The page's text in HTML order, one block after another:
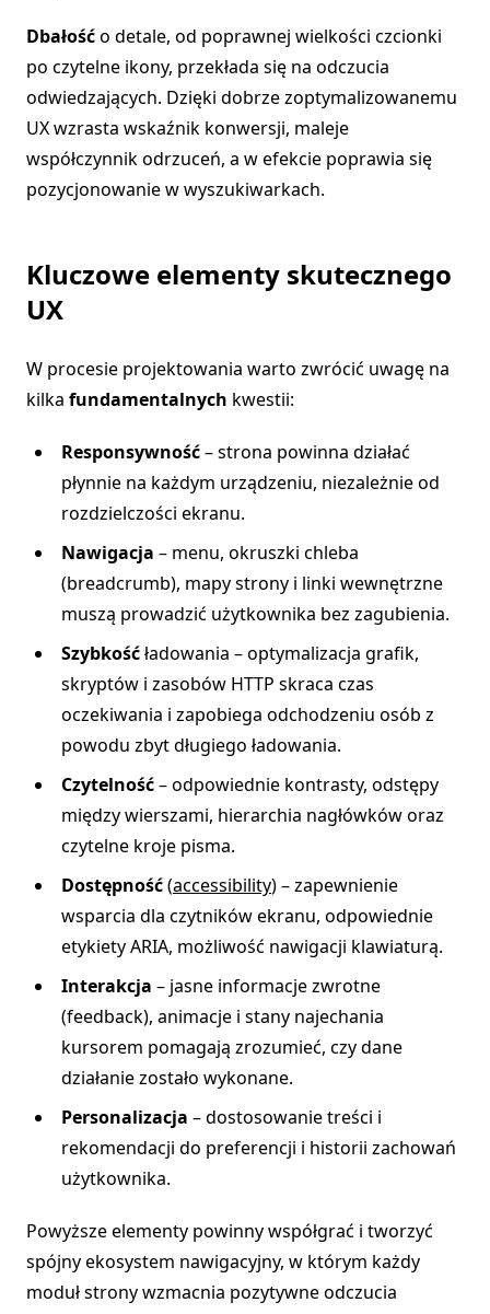
Dbałośćo detale, od poprawnej wielkości czcionki
po czytelne ikony, przekłada się na odczucia
odwiedzających. Dzięki dobrze zoptymalizowanemu
UX wzrasta wskaźnik konwersji, maleje
współczynnik odrzuceń, a w efekcie poprawia się
pozycjonowanie w wyszukiwarkach.
Kluczowe elementy skutecznego
UX
W procesie projektowania warto zwrócić uwagę na
kilka fundamentalnych kwestii:
Responsywność– strona powinna działać
płynnie na każdym urządzeniu, niezależnie od
rozdzielczości ekranu.
Nawigacja – menu, okruszki chleba
(breadcrumb), mapy strony i linki wewnętrzne
muszą prowadzić użytkownika bez zagubienia.
Szybkośćładowania – optymalizacja grafik,
skryptów i zasobów HTTP skraca czas
oczekiwania i zapobiega odchodzeniu osób z
powodu zbyt długiego ładowania.
Czytelność– odpowiednie kontrasty, odstępy
między wierszami, hierarchia nagłówków oraz
czytelne kroje pisma.
Dostępność(accessibility) – zapewnienie
wsparcia dla czytników ekranu, odpowiednie
etykiety ARIA, możliwość nawigacji klawiaturą.
Interakcja – jasne informacje zwrotne
(feedback), animacje i stany najechania
kursorem pomagają zrozumieć, czy dane
działanie zostało wykonane.
Personalizacja – dostosowanie treści i
rekomendacji do preferencji i historii zachowań
użytkownika.
Powyższe elementy powinny współgrać i tworzyć
spójny ekosystem nawigacyjny, w którym każdy
moduł strony wzmacnia pozytywne odczucia